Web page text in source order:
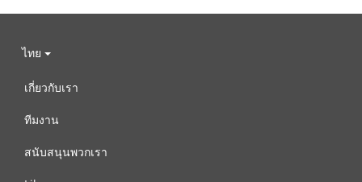
ไทย
เกี่ยวกับเรา
ทีมงาน
สนับสนุนพวกเรา